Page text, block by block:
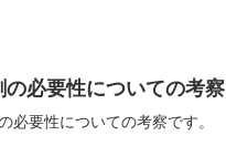
の必要性についての考察
必要性についての考察です。